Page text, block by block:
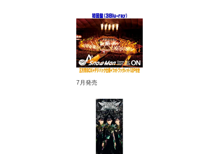
7月発売